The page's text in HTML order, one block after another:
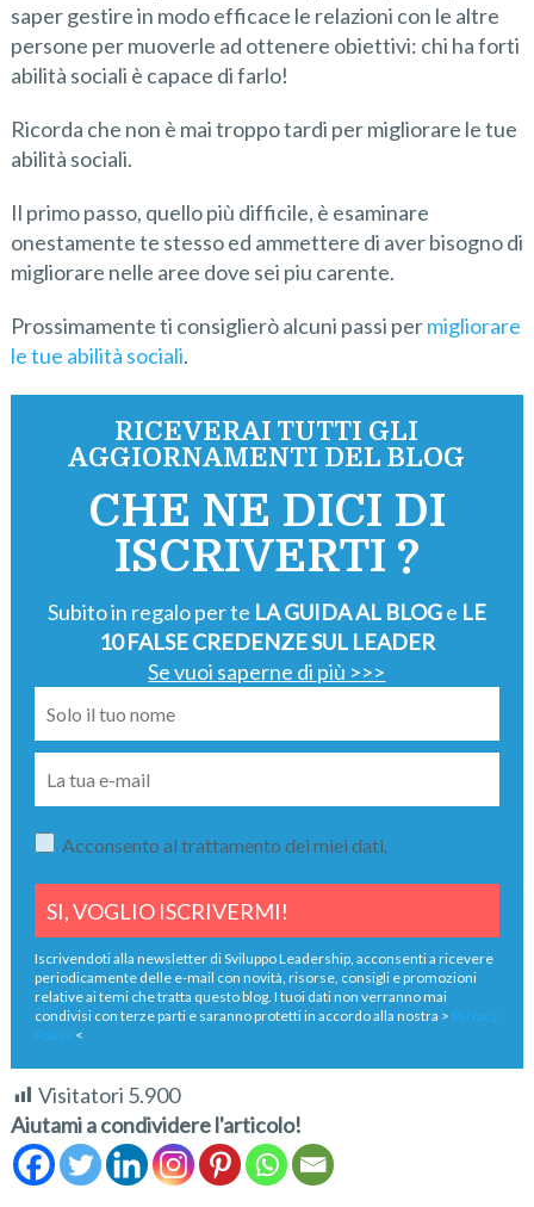
saper gestire in modo efficace le relazioni con le altre
persone per muoverle ad ottenere obiettivi: chi ha forti
abilità sociali è capace di farlo!
Ricorda che non è mai troppo tardi per migliorare le tue
abilità sociali.
Il primo passo, quello più difficile, è esaminare
onestamente te stesso ed ammettere di aver bisogno di
migliorare nelle aree dove sei piu carente.
Prossimamente ti consiglierò alcuni passi permigliorare
le tue abilità sociali.
RICEVERAI TUTTI GLI
AGGIORNAMENTI DEL BLOG
CHE NE DICI DI
ISCRIVERTI ?
Subito in regalo per te LA GUIDA AL BLOGe LE
10 FALSE CREDENZE SUL LEADER
Se vuoi saperne di più >>>
Acconsento al trattamento dei miei dati.
Iscrivendoti alla newsletter di Sviluppo Leadership, acconsenti a ricevere
periodicamente delle e-mail con novità, risorse, consigli e promozioni
relative ai temi che tratta questo blog. I tuoi dati non verranno mai
condivisi con terze parti e saranno protetti in accordo alla nostra > Privacy
Policy
<
Visitatori 5.900
Aiutami a condividere l'articolo!